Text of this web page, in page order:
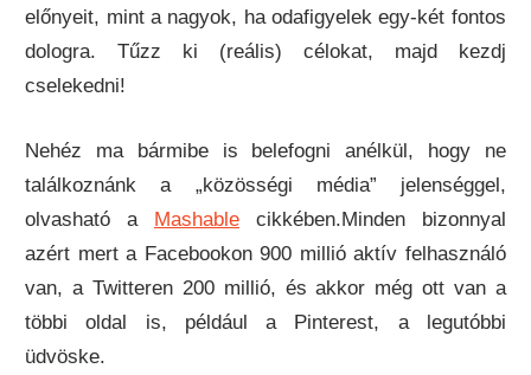
előnyeit, mint a nagyok, ha odafigyelek egy-két fontos
dologra. Tűzz ki (reális) célokat, majd kezdj
cselekedni!
Nehéz ma bármibe is belefogni anélkül, hogy ne
találkoznánk a „közösségi média” jelenséggel,
olvasható a Mashable cikkében.Minden bizonnyal
azért mert a Facebookon 900 millió aktív felhasználó
van, a Twitteren 200 millió, és akkor még ott van a
többi oldal is, például a Pinterest, a legutóbbi
üdvöske.